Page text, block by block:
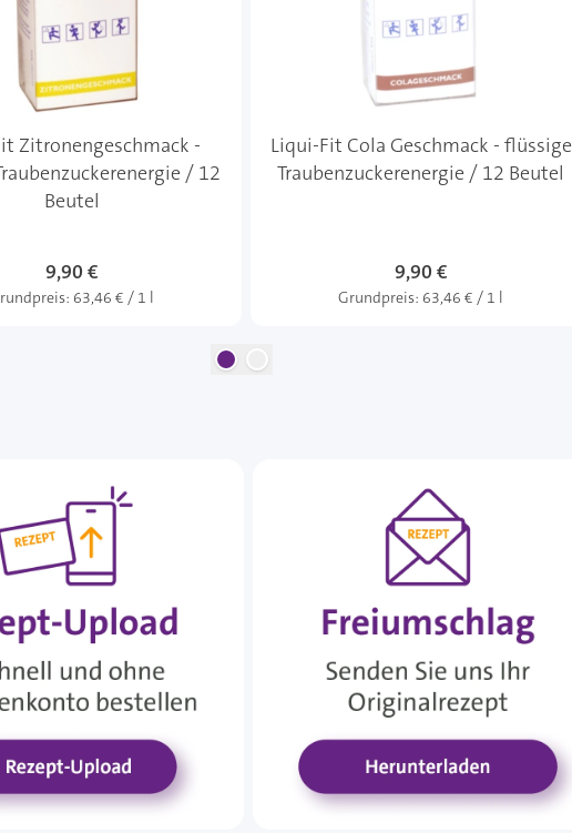
Zitronengeschmack -
/ 12
Beutel
9,90 €
63,46 € / 1 l
Liqui-Fit Cola Geschmack - flüssige
Traubenzuckerenergie / 12 Beutel
9,90 €
Grundpreis: 63,46 € / 1 l